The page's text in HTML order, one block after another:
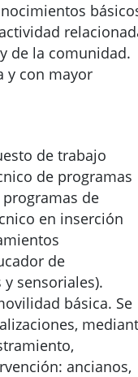
de la comunidad.
y con mayor
de trabajo
de programas
de
en inserción
de
sensoriales).
básica. Se
ancianos,